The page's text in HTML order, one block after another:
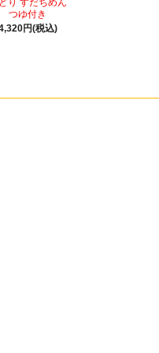
り すだちめん
つゆ付き
円(税込)